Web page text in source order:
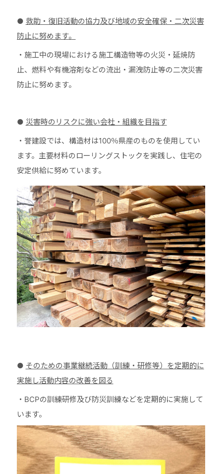
● 救助・復旧活動の協力及び地域の安全確保・二次災害
防止に努めます。
・施工中の現場における施工構造物等の火災・延焼防
止、燃料や有機溶剤などの流出・漏洩防止等の二次災害
防止に努めます。
● 災害時のリスクに強い会社・組織を目指す
・誉建設では、構造材は100％県産のものを使用してい
ます。主要材料のローリングストックを実践し、住宅の
安定供給に努めています。
● そのための事業継続活動（訓練・研修等）を定期的に
実施し活動内容の改善を図る
・BCPの訓練研修及び防災訓練などを定期的に実施して
います。